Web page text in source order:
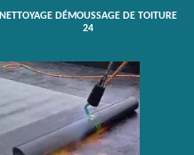
NETTOYAGE DÉMOUSSAGE DE TOITURE
24